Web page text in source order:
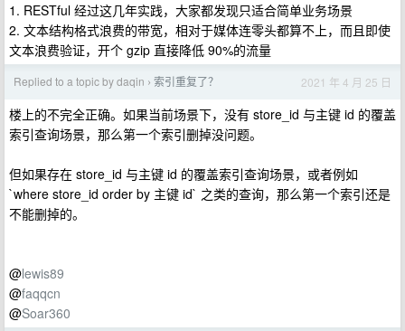
1. RESTful 经过这几年实践，大家都发现只适合简单业务场景
2. 文本结构格式浪费的带宽，相对于媒体连零头都算不上，而且即使
文本浪费验证，开个 gzip 直接降低 90%的流量
Replied to a topic by daqin › 索引重复了？ 2021 年 4 月 25 日
楼上的不完全正确。如果当前场景下，没有 store_id 与主键 id 的覆盖
索引查询场景，那么第一个索引删掉没问题。
但如果存在 store_id 与主键 id 的覆盖索引查询场景，或者例如
`where store_id order by 主键 id` 之类的查询，那么第一个索引还是
不能删掉的。
@lewis89
@faqqcn
@Soar360